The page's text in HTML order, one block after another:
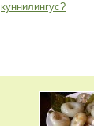
куннилингус?